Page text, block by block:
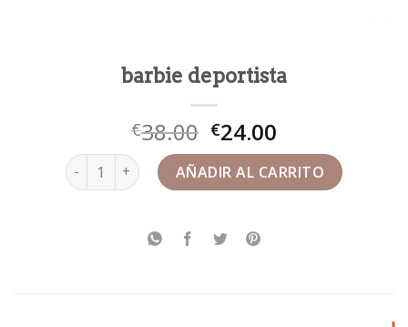
barbie deportista
€38.00 €24.00
barbie deportista cantidadAÑADIR AL CARRITO